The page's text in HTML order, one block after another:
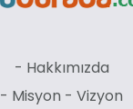
- Hakkımızda
- Misyon - Vizyon